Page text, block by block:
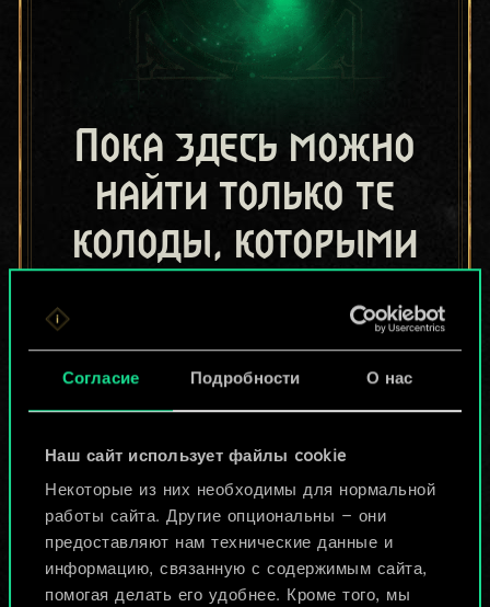
Согласие Подробности О нас
Наш сайт использует файлы cookie
Некоторые из них необходимы для нормальной
работы сайта. Другие опциональны — они
предоставляют нам технические данные и
информацию, связанную с содержимым сайта,
помогая делать его удобнее. Кроме того, мы
Пока здесь можно
найти только те
колоды, которыми
игроки.
Но их может быть
Назвать колоду и описать её
Изменить колоду